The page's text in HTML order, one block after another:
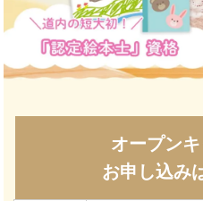
オープン
お申し込み